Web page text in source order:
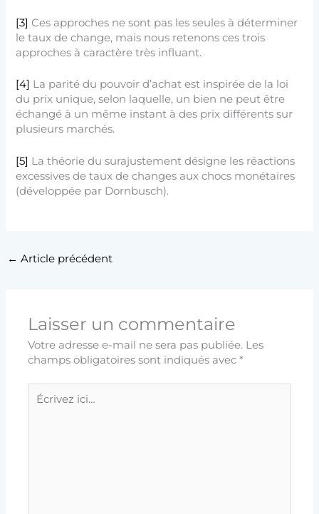
[3] Ces approches ne sont pas les seules à déterminer
le taux de change, mais nous retenons ces trois
approches à caractère très influant.
[4] La parité du pouvoir d’achat est inspirée de la loi
du prix unique, selon laquelle, un bien ne peut être
échangé à un même instant à des prix différents sur
plusieurs marchés.
[5] La théorie du surajustement désigne les réactions
excessives de taux de changes aux chocs monétaires
(développée par Dornbusch).
← Article précédent
Laisser un commentaire
Votre adresse e-mail ne sera pas publiée. Les
champs obligatoires sont indiqués avec*
ici…